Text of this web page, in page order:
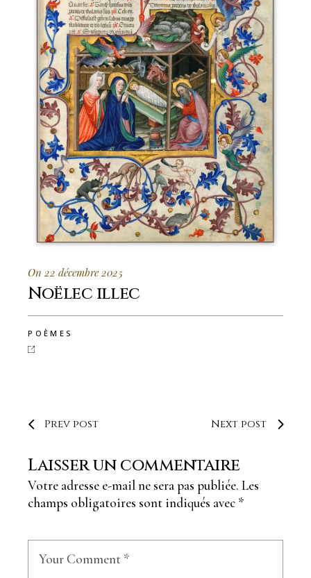
On 22 décembre 2025
Noëlec illec
POÈMES
Prev post Next post
Laisser un commentaire
Votre adresse e-mail ne sera pas publiée. Les
champs obligatoires sont indiqués avec *